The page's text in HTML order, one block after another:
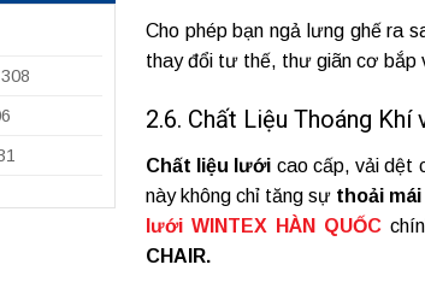
Cho phép bạn ngả lưng ghế ra
thay đổi tư thế, thư giãn cơ bắp
2.6. Chất Liệu Thoáng Khí
Chất liệu lưới cao cấp, vải dệt
này không chỉ tăng sự thoải mái
lưới WINTEX HÀN QUỐC
CHAIR.